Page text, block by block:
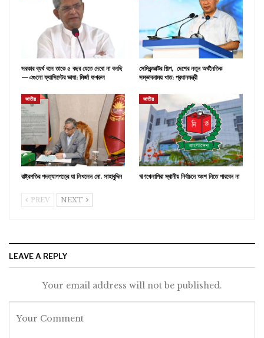
সরকার ব্যর্থ বলে তাকে ৫ বছর যেতে দেবো না বলছি
—এগুলো ফ্যাসিস্টের ভাষা: মির্জা ফখরুল
সেমিকন্ডাক্টর শিল্প, দেশের নতুন অর্থনৈতিক
সম্ভাবনাময় খাত: প্রধানমন্ত্রী
জাতীয়
রাষ্ট্রপতির পদত্যাগপত্রে যা লিখলেন মো. সাহাবুদ্দিন
জাতীয়
ঋণখেলাপিরা স্থানীয় নির্বাচনে অংশ নিতে পারবেন না
PREV NEXT
LEAVE A REPLY
Your email address will not be published.